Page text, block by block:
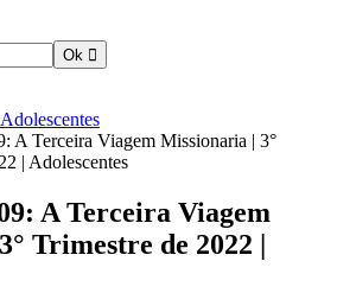
A Terceira Viagem Missionaria | 3°
| Adolescentes
A Terceira Viagem
Trimestre de 2022 |